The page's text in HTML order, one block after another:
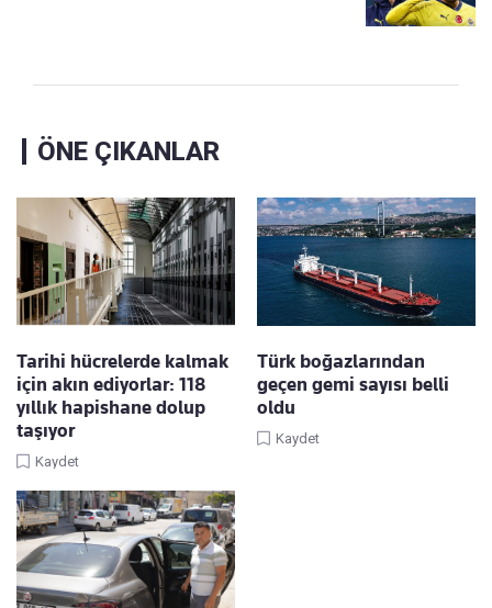
ÖNE ÇIKANLAR
Tarihi hücrelerde kalmak
için akın ediyorlar: 118
yıllık hapishane dolup
taşıyor
Kaydet
Türk boğazlarından
geçen gemi sayısı belli
oldu
Kaydet